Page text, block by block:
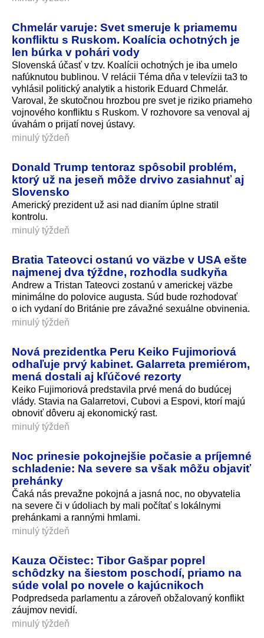
Chmelár varuje: Svet smeruje k priamemu
konfliktu s Ruskom. Koalícia ochotných je
len búrka v pohári vody
Slovenská účasť v tzv. Koalícii ochotných je iba umelo
nafúknutou bublinou. V relácii Téma dňa v televízii ta3 to
vyhlásil politický analytik a historik Eduard Chmelár.
Varoval, že skutočnou hrozbou pre svet je riziko priameho
vojnového konfliktu s Ruskom. V rozhovore sa venoval aj
úvahám o prijatí novej ústavy.
minulý týždeň
Donald Trump tentoraz spôsobil problém,
ktorý už na jeseň môže drvivo zasiahnuť aj
Slovensko
Americký prezident už asi nad dianím úplne stratil
kontrolu.
minulý týždeň
Bratia Tateovci ostanú vo väzbe v USA ešte
najmenej dva týždne, rozhodla sudkyňa
Andrew a Tristan Tateovci zostanú v americkej väzbe
minimálne do polovice augusta. Súd bude rozhodovať
o ich vydaní do Británie pre závažné sexuálne obvinenia.
minulý týždeň
Nová prezidentka Peru Keiko Fujimoriová
odhaľuje prvý kabinet. Galarreta premiérom,
mená dostali aj kľúčové rezorty
Keiko Fujimoriová predstavila prvé mená do budúcej
vlády. Stavia na Galarretovi, Cubovi a Espovi, ktorí majú
obnoviť dôveru aj ekonomický rast.
minulý týždeň
Noc prinesie pokojnejšie počasie a príjemné
schladenie: Na severe sa však môžu objaviť
prehánky
Čaká nás prevažne pokojná a jasná noc, no obyvatelia
na severe či v údoliach by mali počítať s lokálnymi
prehánkami a rannými hmlami.
minulý týždeň
Kauza Očistec: Tibor Gašpar poprel
schôdzky na šiestom poschodí, priamo na
súde volal po novele o kajúcnikoch
Podpredseda parlamentu a zároveň obžalovaný konflikt
záujmov nevidí.
minulý týždeň